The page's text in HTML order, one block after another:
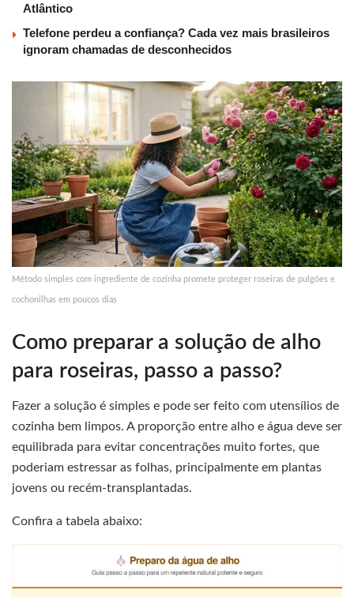
Atlântico
Telefone perdeu a confiança? Cada vez mais brasileiros
ignoram chamadas de desconhecidos
Método simples com ingrediente de cozinha promete proteger roseiras de pulgões e
cochonilhas em poucos dias
Como preparar a solução de alho
para roseiras, passo a passo?
Fazer a solução é simples e pode ser feito com utensílios de
cozinha bem limpos. A proporção entre alho e água deve ser
equilibrada para evitar concentrações muito fortes, que
poderiam estressar as folhas, principalmente em plantas
jovens ou recém-transplantadas.
Confira a tabela abaixo: